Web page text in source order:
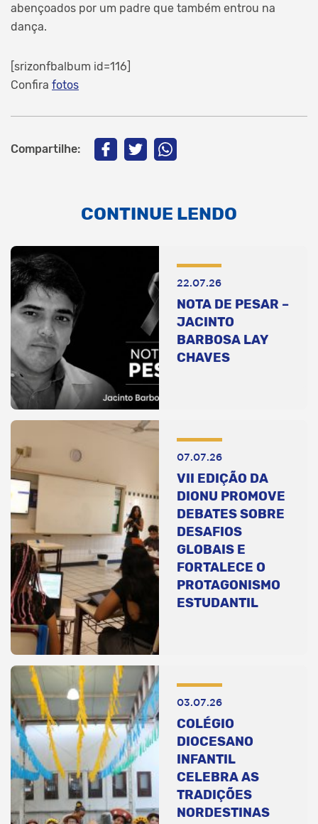
abençoados por um padre que também entrou na
dança.
[srizonfbalbum id=116]
Confira fotos
Compartilhe:
CONTINUE LENDO
22.07.26
NOTA DE PESAR –
JACINTO
BARBOSA LAY
CHAVES
07.07.26
VII EDIÇÃO DA
DIONU PROMOVE
DEBATES SOBRE
DESAFIOS
GLOBAIS E
FORTALECE O
PROTAGONISMO
ESTUDANTIL
03.07.26
COLÉGIO
DIOCESANO
INFANTIL
CELEBRA AS
TRADIÇÕES
NORDESTINAS